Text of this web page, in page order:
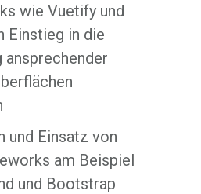
wie Vuetify und
Einstieg in die
ansprechender
und Einsatz von
am Beispiel
und Bootstrap